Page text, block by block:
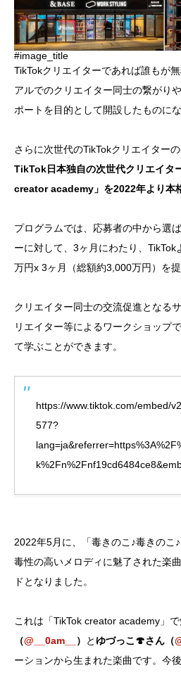
#image_title
TikTokクリエイターであれば誰もが
アルでのクリエイター同士の繋がり
ポートを目的として開設したものにな
さらに次世代のTikTokクリエイター
TikTok日本独自の次世代クリエイタ
creator academy」を2022年より本
プログラムでは、応募者の中から選
ーに対して、3ヶ月にわたり、
万円x 3ヶ月（総額約3,000万円）を提
クリエイター同士の交流促進となる
リエイター等によるワークショップ
て学ぶことができます。
https://www.tiktok.com/embed/
577?
2022年5月に、「毒きのこ♪毒きのこ
毒性の高いメロディに魅了された楽
ドとなりました。
これは「TikTok creator academy」
（@__0am__ ） と ゆづっこ🍄さん（
ーションから生まれた楽曲です。今